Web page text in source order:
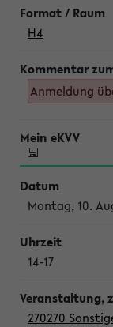
H4
Anmeldung
Montag, 10.
14-17
270270